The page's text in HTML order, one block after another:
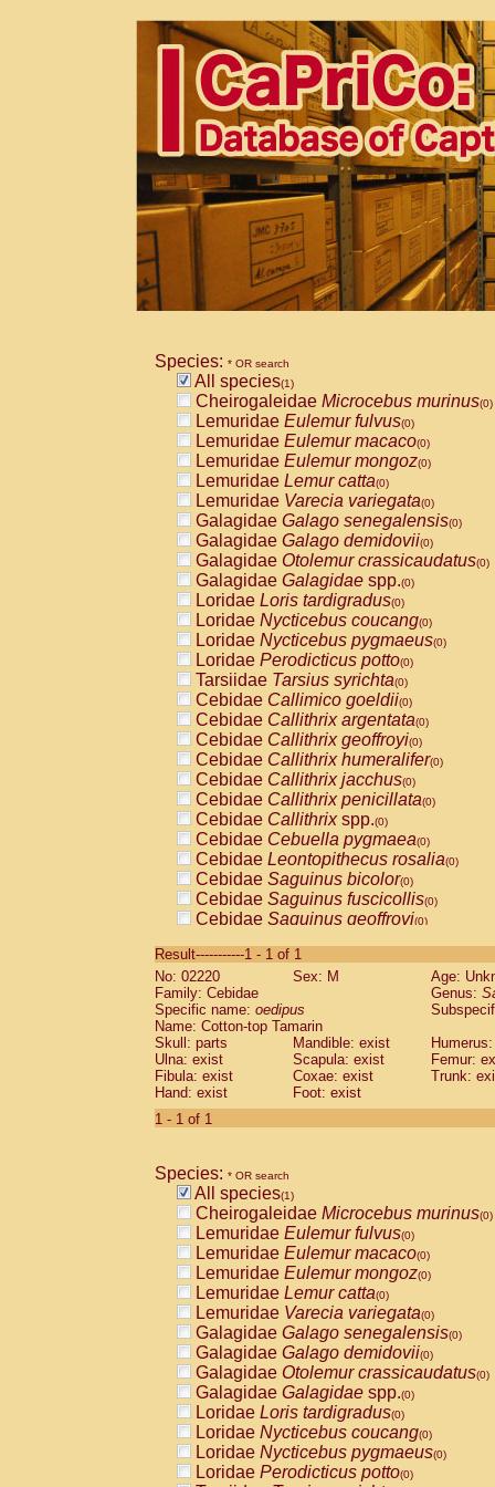
Species: * OR search
All species(1)
Cheirogaleidae Microcebus murinus(0)
Lemuridae Eulemur fulvus(0)
Lemuridae Eulemur macaco(0)
Lemuridae Eulemur mongoz(0)
Lemuridae Lemur catta(0)
Lemuridae Varecia variegata(0)
Galagidae Galago senegalensis(0)
Galagidae Galago demidovii(0)
Galagidae Otolemur crassicaudatus(0)
Galagidae Galagidae spp.(0)
Loridae Loris tardigradus(0)
Loridae Nycticebus coucang(0)
Loridae Nycticebus pygmaeus(0)
Loridae Perodicticus potto(0)
Tarsiidae Tarsius syrichta(0)
Cebidae Callimico goeldii(0)
Cebidae Callithrix argentata(0)
Cebidae Callithrix geoffroyi(0)
Cebidae Callithrix humeralifer(0)
Cebidae Callithrix jacchus(0)
Cebidae Callithrix penicillata(0)
Cebidae Callithrixspp.(0)
Cebidae Cebuella pygmaea(0)
Cebidae Leontopithecus rosalia(0)
Cebidae Saguinus bicolor(0)
Cebidae Saguinus fuscicollis(0)
Cebidae Saguinus geoffroyi(0)
CebidaeSaguinus labiatus(0)
Cebidae Saguinus leucopus (0)
Cebidae
CebidaeSaguinus mystax
Cebidae Saguinus nigricollis (0)
Cebidae Saguinus oedipus
Cebidae Saguinus weddelli
Cebidae Saguinusspp.
Cebidae
CebidaeCebus capucinus
CebidaeCebus nigrivittatus
CebidaeCebus spp.(0)
CebidaeSaimiri boliviensis(0)
CebidaeSaimiri sciureus(0)
AtelidaeAlouatta caraya(0)
AtelidaeAlouatta fusca(0)
AtelidaeAlouatta seniculus(0)
AtelidaeAlouattaspp.(0)
AtelidaeAteles belzebuth(0)
AtelidaeAteles geoffroyi(0)
AtelidaeAteles paniscus(0)
AtelidaeAtelesspp.(0)
AtelidaeLagothrix lagothricha(0)
AtelidaeLagothrix lagothricha cana
PitheciidaeCacajao calvus
Result-----------1 - 1 of 1
No: 02220
Sex: M
Age:
Family: Cebidae
Genus:
Specific name: oedipus
Name: Cotton-top Tamarin
Skull: parts
Mandible: exist
Ulna: exist
Scapula: exist
Femur:
Fibula: exist
Coxae: exist
Trunk:
Hand: exist
Foot: exist
1 - 1 of 1
Species: * OR search
All species(1)
Cheirogaleidae Microcebus murinus(0)
Lemuridae Eulemur fulvus(0)
Lemuridae Eulemur macaco(0)
Lemuridae Eulemur mongoz(0)
Lemuridae Lemur catta(0)
Lemuridae Varecia variegata(0)
Galagidae Galago senegalensis(0)
Galagidae Galago demidovii(0)
Galagidae Otolemur crassicaudatus(0)
Galagidae Galagidae spp.(0)
Loridae Loris tardigradus(0)
Loridae Nycticebus coucang(0)
Loridae Nycticebus pygmaeus(0)
Loridae Perodicticus potto(0)